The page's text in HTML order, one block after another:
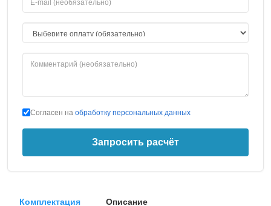
Согласен на обработку персональных данных
Запросить расчёт
Комплектация Описание